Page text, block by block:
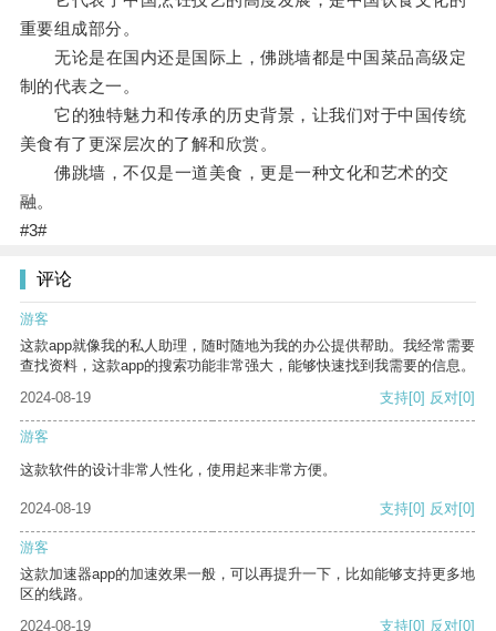
重要组成部分。
无论是在国内还是国际上，佛跳墙都是中国菜品高级定
制的代表之一。
它的独特魅力和传承的历史背景，让我们对于中国传统
美食有了更深层次的了解和欣赏。
佛跳墙，不仅是一道美食，更是一种文化和艺术的交
融。
#3#
评论
游客
这款app就像我的私人助理，随时随地为我的办公提供帮助。我经常需要
查找资料，这款app的搜索功能非常强大，能够快速找到我需要的信息。
2024-08-19
支持[0] 反对[0]
游客
这款软件的设计非常人性化，使用起来非常方便。
2024-08-19 支持[0] 反对[0]
游客
这款加速器app的加速效果一般，可以再提升一下，比如能够支持更多地
区的线路。
2024-08-19
支持[0] 反对[0]